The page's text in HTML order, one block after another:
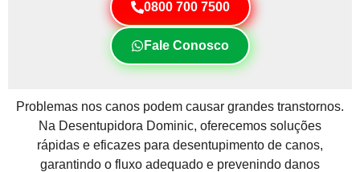
0800 700 7500
Fale Conosco
Problemas nos canos podem causar grandes transtornos.
Na Desentupidora Dominic, oferecemos soluções
rápidas e eficazes para desentupimento de canos,
garantindo o fluxo adequado e prevenindo danos